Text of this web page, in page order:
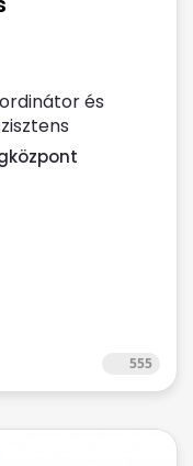
és
555